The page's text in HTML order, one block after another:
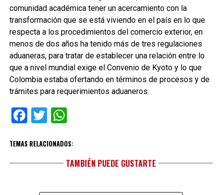
comunidad académica tener un acercamiento con la
transformación que se está viviendo en el país en lo que
respecta a los procedimientos del comercio exterior, en
menos de dos años ha tenido más de tres regulaciones
aduaneras, para tratar de establecer una relación entre lo
que a nivel mundial exige el Convenio de Kyoto y lo que
Colombia estaba ofertando en términos de procesos y de
trámites para requerimientos aduaneros.
Facebook
TwitterWhatsApp
TEMAS RELACIONADOS:
TAMBIÉN PUEDE GUSTARTE